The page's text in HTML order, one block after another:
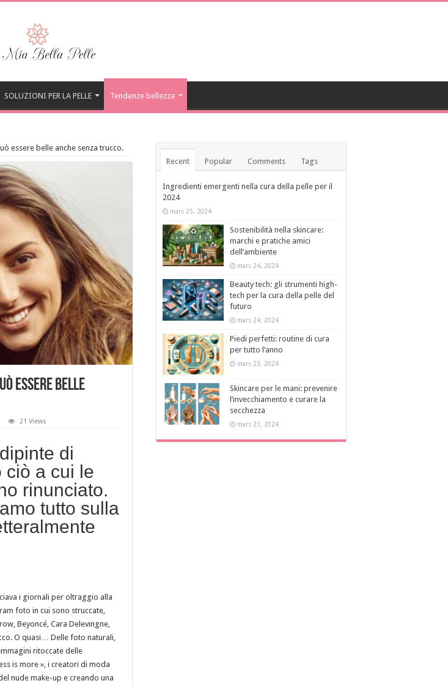
SOLUZIONI PER LA PELLE Tendenze bellezza
essere belle anche senza trucco.
essere belle
21 Views
di
a cui le
rinunciato.
tutto sulla
i giornali per oltraggio alla
foto in cui sono struccate,
Beyoncé, Cara Delevingne,
O quasi… Delle foto naturali,
ritoccate delle
is more », i creatori di moda
nude make-up e creando una
Recent Popular Comments Tags
Ingredienti emergenti nella cura della pelle per il
2024
mars 25, 2024
Sostenibilità nella skincare:
marchi e pratiche amici
dell’ambiente
mars 24, 2024
Beauty tech: gli strumenti high-
tech per la cura della pelle del
futuro
mars 24, 2024
Piedi perfetti: routine di cura
per tutto l’anno
mars 23, 2024
Skincare per le mani: prevenire
l’invecchiamento e curare la
secchezza
mars 21, 2024